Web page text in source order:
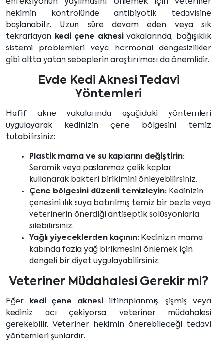
enfeksiyonun yayılmasını önlemek için veteriner
hekimin kontrolünde antibiyotik tedavisine
başlanabilir. Uzun süre devam eden veya sık
tekrarlayan
kedi çene aknesivakalarında, bağışıklık
sistemi problemleri veya hormonal dengesizlikler
gibi altta yatan sebeplerin araştırılması da önemlidir.
Evde Kedi Aknesi Tedavi
Yöntemleri
Hafif akne vakalarında aşağıdaki yöntemleri
uygulayarak kedinizin çene bölgesini temiz
tutabilirsiniz:
Plastik mama ve su kaplarını değiştirin:
Seramik veya paslanmaz çelik kaplar
kullanarak bakteri birikimini önleyebilirsiniz.
Çene bölgesini düzenli temizleyin: Kedinizin
çenesini ılık suya batırılmış temiz bir bezle veya
veterinerin önerdiği antiseptik solüsyonlarla
silebilirsiniz.
Yağlı yiyeceklerden kaçının: Kedinizin mama
kabında fazla yağ birikmesini önlemek için
dengeli bir diyet uygulayabilirsiniz.
Veteriner Müdahalesi Gerekir mi?
Eğer kedi çene aknesi iltihaplanmış, şişmiş veya
kediniz acı çekiyorsa, veteriner müdahalesi
gerekebilir. Veteriner hekimin önerebileceği tedavi
yöntemleri şunlardır: